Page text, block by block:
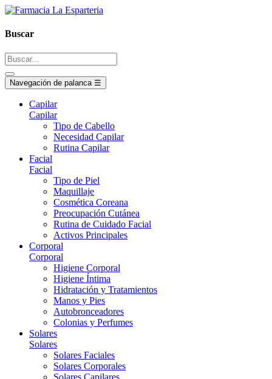
Buscar
Navegación de palanca ☰
Capilar
Capilar
Tipo de Cabello
Necesidad Capilar
Rutina Capilar
Facial
Facial
Tipo de Piel
Maquillaje
Cosmética Coreana
Preocupación Cutánea
Rutina de Cuidado Facial
Activos Principales
Corporal
Corporal
Higiene Corporal
Higiene Íntima
Hidratación y Tratamientos
Manos y Pies
Autobronceadores
Colonias y Perfumes
Solares
Solares
Solares Faciales
Solares Corporales
Solares Capilares